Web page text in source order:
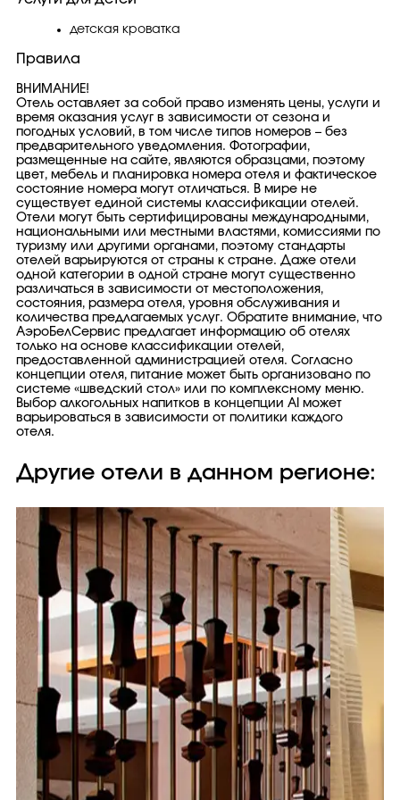
детская кроватка
Правила
ВНИМАНИЕ!
Отель оставляет за собой право изменять цены, услуги и
время оказания услуг в зависимости от сезона и
погодных условий, в том числе типов номеров – без
предварительного уведомления. Фотографии,
размещенные на сайте, являются образцами, поэтому
цвет, мебель и планировка номера отеля и фактическое
состояние номера могут отличаться. В мире не
существует единой системы классификации отелей.
Отели могут быть сертифицированы международными,
национальными или местными властями, комиссиями по
туризму или другими органами, поэтому стандарты
отелей варьируются от страны к стране. Даже отели
одной категории в одной стране могут существенно
различаться в зависимости от местоположения,
состояния, размера отеля, уровня обслуживания и
количества предлагаемых услуг. Обратите внимание, что
АэроБелСервис предлагает информацию об отелях
только на основе классификации отелей,
предоставленной администрацией отеля. Согласно
концепции отеля, питание может быть организовано по
системе «шведский стол» или по комплексному меню.
Выбор алкогольных напитков в концепции AI может
варьироваться в зависимости от политики каждого
отеля.
Другие отели в данном регионе: